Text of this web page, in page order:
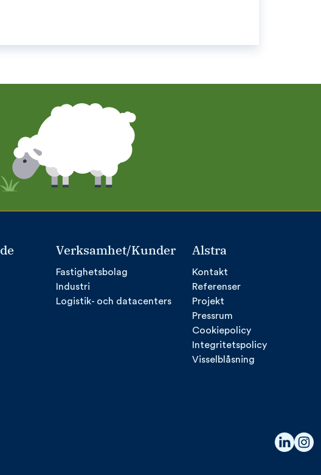
Verksamhet/Kunder
Fastighetsbolag
Industri
Logistik- och datacenters
Alstra
Kontakt
Referenser
Projekt
Pressrum
Cookiepolicy
Integritetspolicy
Visselblåsning